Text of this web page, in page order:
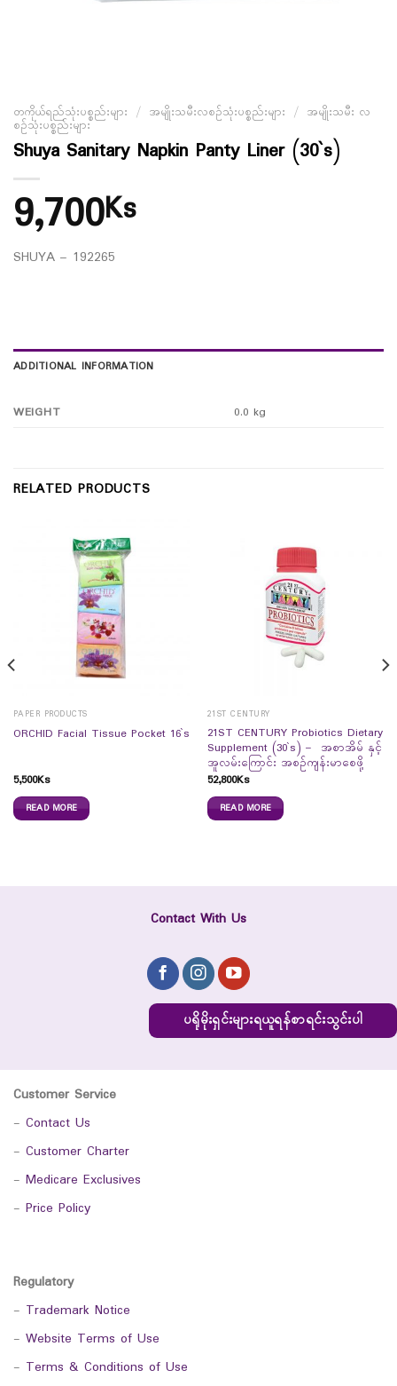
တကိုယ်ရည်သုံးပစ္စည်းများ / အမျိုးသမီးလစဉ်သုံးပစ္စည်းများ / အမျိုးသမီး လ
စဉ်သုံးပစ္စည်းများ
Shuya Sanitary Napkin Panty Liner (30`s)
9,700Ks
SHUYA – 192265
ADDITIONAL INFORMATION
WEIGHT 0.0 kg
RELATED PRODUCTS
PAPER PRODUCTS
ORCHID Facial Tissue Pocket 16`s
5,500Ks
READ MORE
21ST CENTURY
21ST CENTURY Probiotics Dietary
Supplement (30`s) – အစာအိမ် နှင့်
အူလမ်းကြောင်း အစဉ်ကျန်းမာစေဖို့
52,800Ks
READ MORE
Contact With Us
ပရိုမိုးရှင်းများရယူရန်စာရင်းသွင်းပါ
Customer Service
- Contact Us
- Customer Charter
- Medicare Exclusives
- Price Policy
Regulatory
- Trademark Notice
- Website Terms of Use
- Terms & Conditions of Use